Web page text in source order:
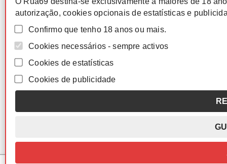
autorização, cookies opcionais de estatísticas e
Confirmo que tenho 18 anos ou mais.
Cookies necessários - sempre activos
Cookies de estatísticas
Cookies de publicidade